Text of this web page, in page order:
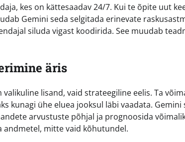
kes on kättesaadav 24/7. Kui te õpite uut
Gemini seda selgitada erinevate
siluda vigast koodirida. See muudab
äris
valikuline lisand, vaid strateegiline eelis. Ta
kunagi ühe eluea jooksul läbi vaadata.
arvustuste põhjal ja prognoosida
andmetel, mitte vaid kõhutundel.